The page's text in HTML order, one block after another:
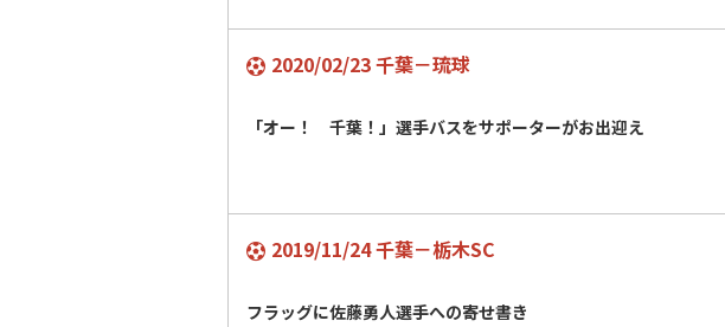
2020/02/23 千葉－琉球
「オー！ 千葉！」選手バスをサポーターがお出迎え
2019/11/24 千葉－栃木SC
フラッグに佐藤勇人選手への寄せ書き